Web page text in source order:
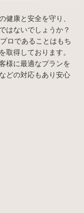
健康と安全を守り、
はないでしょうか？
ロであることはもち
取得しております。
様に最適なプランを
どの対応もあり安心